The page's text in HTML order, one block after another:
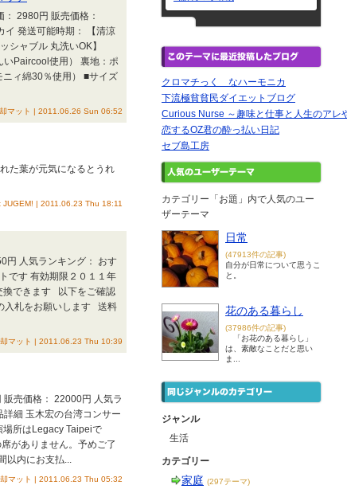
2980円 販売価格：
イ 発送可能時期： 【清涼
シャブル 丸洗いOK】
Paircool使用） 裏地：ポ
ィ綿30％使用） ■サイズ
マット | 2011.06.26 Sun 06:52
た葉が元気になるとうれ
JUGEM! | 2011.06.23 Thu 18:11
人気ランキング： おす
です 有効期限２０１１年
換できます 以下をご確認
入札をお願いします 送料
マット | 2011.06.23 Thu 10:39
売価格： 22000円 人気ラ
細 玉木宏の台湾コンサー
所はLegacy Taipeiで
がありません。予めご了
以内にお支払...
マット | 2011.06.23 Thu 05:32
クロマチっく なハーモニカ
下流極貧貧民ダイエットブログ
Curious Nurse ～趣味と仕事と人生のアレ
恋するOZ君の酔っ払い日記
セブ島工房
カテゴリー「お題」内で人気のユー
ザーテーマ
日常
(47913件の記事)
自分が日常について思うこ
と。
花のある暮らし
(37986件の記事)
「お花のある暮らし」
は、素敵なことだと思い
ま...
ジャンル
生活
カテゴリー
家庭 (297テーマ)